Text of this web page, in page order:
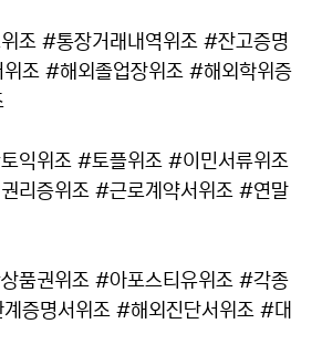
조 #통장거래내역위조 #잔고증명
조 #해외졸업장위조 #해외학위증
익위조 #토플위조 #이민서류위조
리증위조 #근로계약서위조 #연말
품권위조 #아포스티유위조 #각종
증명서위조 #해외진단서위조 #대